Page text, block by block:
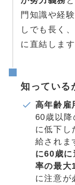
門知識や経
しでも長く
に直結します
知っている
高年齢雇
60歳以
に低下し
給されま
に60歳
率の最大
に注意